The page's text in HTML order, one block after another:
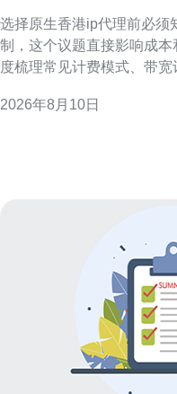
选择原生香港ip代理前必须
制，这个议题直接影响成
度梳理常见计费模式、带
优化预算。 原生香港IP代理的费用结构类型 常见费用
2026年8月10日